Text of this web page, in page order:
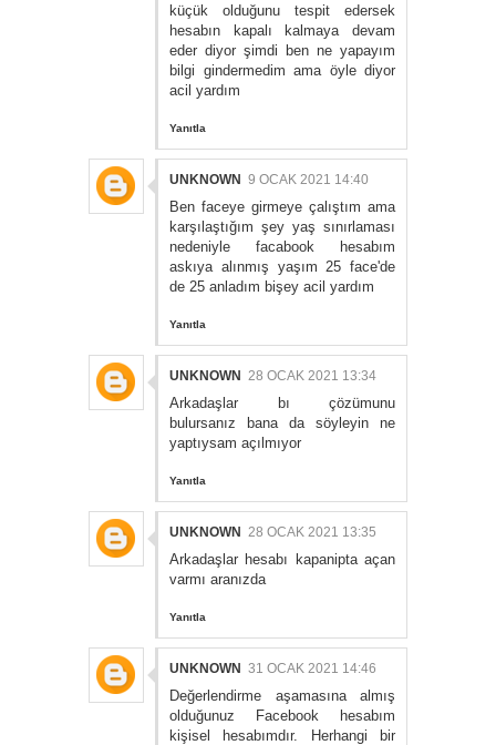
küçük olduğunu tespit edersek
hesabın kapalı kalmaya devam
eder diyor şimdi ben ne yapayım
bilgi gindermedim ama öyle diyor
acil yardım
Yanıtla
UNKNOWN 9 OCAK 2021 14:40
Ben faceye girmeye çalıştım ama
karşılaştığım şey yaş sınırlaması
nedeniyle facabook hesabım
askıya alınmış yaşım 25 face'de
de 25 anladım bişey acil yardım
Yanıtla
UNKNOWN 28 OCAK 2021 13:34
Arkadaşlar bı çözümunu
bulursanız bana da söyleyin ne
yaptıysam açılmıyor
Yanıtla
UNKNOWN 28 OCAK 2021 13:35
Arkadaşlar hesabı kapanipta açan
varmı aranızda
Yanıtla
UNKNOWN 31 OCAK 2021 14:46
Değerlendirme aşamasına almış
olduğunuz Facebook hesabım
kişisel hesabımdır. Herhangi bir